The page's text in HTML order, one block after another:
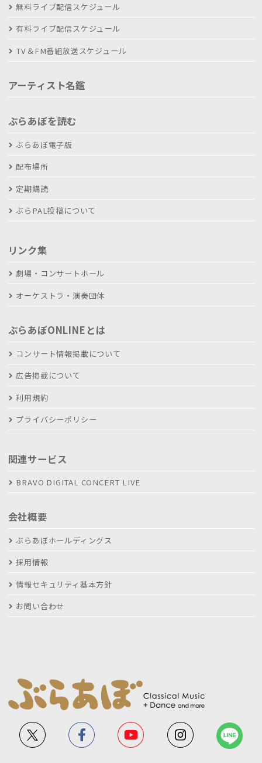
無料ライブ配信スケジュール
有料ライブ配信スケジュール
TV＆FM番組放送スケジュール
アーティスト名鑑
ぶらあぼを読む
ぶらあぼ電子版
配布場所
定期購読
ぶらPAL投稿について
リンク集
劇場・コンサートホール
オーケストラ・演奏団体
ぶらあぼONLINEとは
コンサート情報掲載について
広告掲載について
利用規約
プライバシーポリシー
関連サービス
BRAVO DIGITAL CONCERT LIVE
会社概要
ぶらあぼホールディングス
採用情報
情報セキュリティ基本方針
お問い合わせ